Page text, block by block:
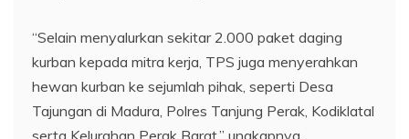
“Selain menyalurkan sekitar 2.000 paket daging
kurban kepada mitra kerja, TPS juga menyerahkan
hewan kurban ke sejumlah pihak, seperti Desa
Tajungan di Madura, Polres Tanjung Perak, Kodiklatal
serta Kelurahan Perak Barat,” ungkapnya.